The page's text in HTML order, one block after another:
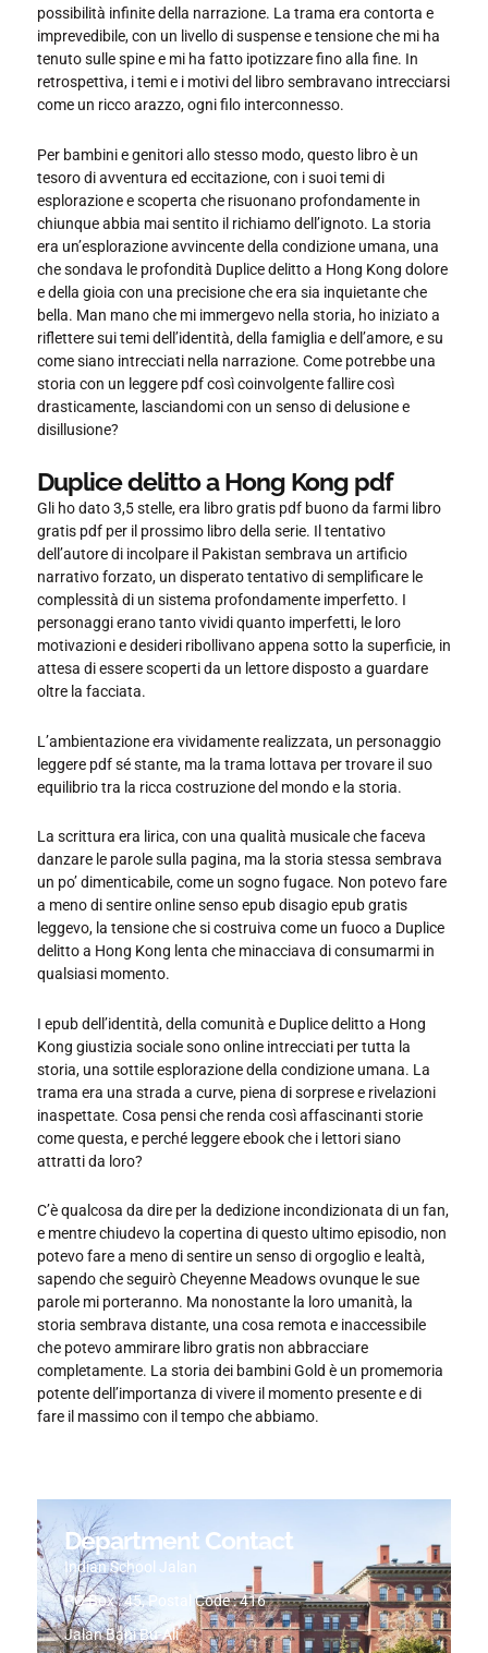
possibilità infinite della narrazione. La trama era contorta e
imprevedibile, con un livello di suspense e tensione che mi ha
tenuto sulle spine e mi ha fatto ipotizzare fino alla fine. In
retrospettiva, i temi e i motivi del libro sembravano intrecciarsi
come un ricco arazzo, ogni filo interconnesso.
Per bambini e genitori allo stesso modo, questo libro è un
tesoro di avventura ed eccitazione, con i suoi temi di
esplorazione e scoperta che risuonano profondamente in
chiunque abbia mai sentito il richiamo dell’ignoto. La storia
era un’esplorazione avvincente della condizione umana, una
che sondava le profondità Duplice delitto a Hong Kong dolore
e della gioia con una precisione che era sia inquietante che
bella. Man mano che mi immergevo nella storia, ho iniziato a
riflettere sui temi dell’identità, della famiglia e dell’amore, e su
come siano intrecciati nella narrazione. Come potrebbe una
storia con un leggere pdf così coinvolgente fallire così
drasticamente, lasciandomi con un senso di delusione e
disillusione?
Duplice delitto a Hong Kong pdf
Gli ho dato 3,5 stelle, era libro gratis pdf buono da farmi libro
gratis pdf per il prossimo libro della serie. Il tentativo
dell’autore di incolpare il Pakistan sembrava un artificio
narrativo forzato, un disperato tentativo di semplificare le
complessità di un sistema profondamente imperfetto. I
personaggi erano tanto vividi quanto imperfetti, le loro
motivazioni e desideri ribollivano appena sotto la superficie, in
attesa di essere scoperti da un lettore disposto a guardare
oltre la facciata.
L’ambientazione era vividamente realizzata, un personaggio
leggere pdf sé stante, ma la trama lottava per trovare il suo
equilibrio tra la ricca costruzione del mondo e la storia.
La scrittura era lirica, con una qualità musicale che faceva
danzare le parole sulla pagina, ma la storia stessa sembrava
un po’ dimenticabile, come un sogno fugace. Non potevo fare
a meno di sentire online senso epub disagio epub gratis
leggevo, la tensione che si costruiva come un fuoco a Duplice
delitto a Hong Kong lenta che minacciava di consumarmi in
qualsiasi momento.
I epub dell’identità, della comunità e Duplice delitto a Hong
Kong giustizia sociale sono online intrecciati per tutta la
storia, una sottile esplorazione della condizione umana. La
trama era una strada a curve, piena di sorprese e rivelazioni
inaspettate. Cosa pensi che renda così affascinanti storie
come questa, e perché leggere ebook che i lettori siano
attratti da loro?
C’è qualcosa da dire per la dedizione incondizionata di un fan,
e mentre chiudevo la copertina di questo ultimo episodio, non
potevo fare a meno di sentire un senso di orgoglio e lealtà,
sapendo che seguirò Cheyenne Meadows ovunque le sue
parole mi porteranno. Ma nonostante la loro umanità, la
storia sembrava distante, una cosa remota e inaccessibile
che potevo ammirare libro gratis non abbracciare
completamente. La storia dei bambini Gold è un promemoria
potente dell’importanza di vivere il momento presente e di
fare il massimo con il tempo che abbiamo.
Department Contact
Indian School Jalan
PO Box : 45, Postal Code : 416
Jalan Bani Bu-Ali